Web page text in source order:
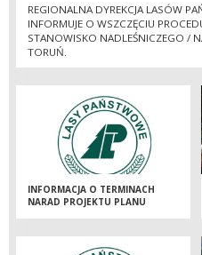
REGIONALNA DYREKCJA LASÓW
INFORMUJE O WSZCZĘCIU
STANOWISKO NADLEŚNICZEGO /
TORUŃ.
INFORMACJA O TERMINACH
NARAD PROJEKTU PLANU